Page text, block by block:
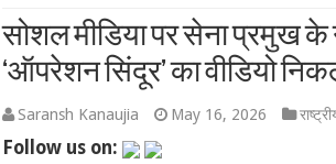
Spider-Man: Brand New Day
‘लोकल से ग्लोबल’ का महासंगम:
श्रीकृष्ण जन्मभूमि पर 9 अगस्त की
भारत के विदेशी मुद्रा भंडार में
सोशल मीडिया पर सेना प्रमुख के
‘ऑपरेशन सिंदूर’ का वीडियो
Saransh Kanaujia May 16, 2026
Follow us on: